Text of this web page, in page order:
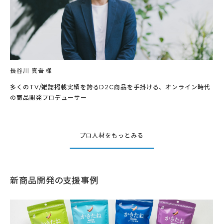
長谷川 真吾 様
多くのTV/雑誌掲載実績を誇るD2C商品を手掛ける、オンライン時代
の商品開発プロデューサー
プロ人材をもっとみる
新商品開発の支援事例